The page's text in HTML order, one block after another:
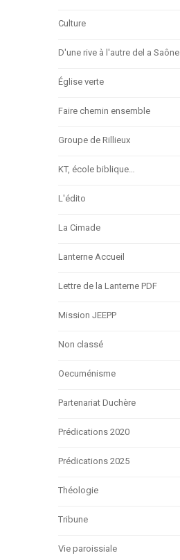
Culture
D'une rive à l'autre del a Saône
Église verte
Faire chemin ensemble
Groupe de Rillieux
KT, école biblique…
L'édito
La Cimade
Lanterne Accueil
Lettre de la Lanterne PDF
Mission JEEPP
Non classé
Oecuménisme
Partenariat Duchère
Prédications 2020
Prédications 2025
Théologie
Tribune
Vie paroissiale